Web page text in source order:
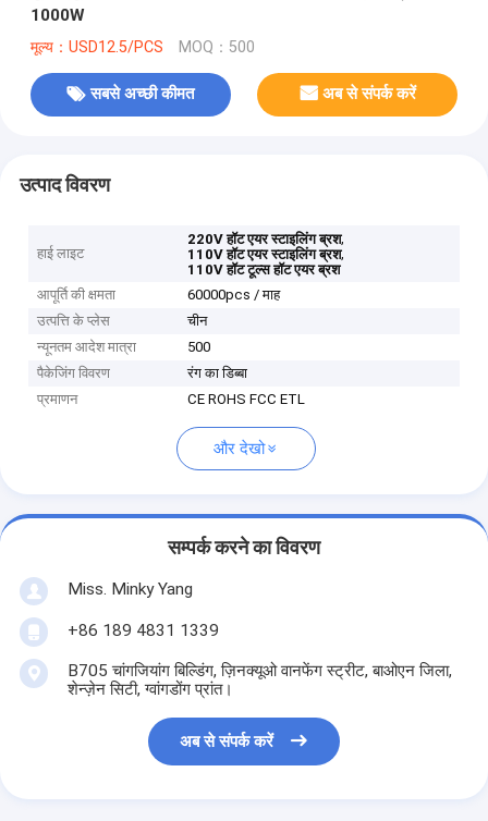
1000W
मूल्य：USD12.5/PCS MOQ：500
सबसे अच्छी कीमत अब से संपर्क करें
उत्पाद विवरण
हाई लाइट
220V हॉट एयर स्टाइलिंग ब्रश,
110V हॉट एयर स्टाइलिंग ब्रश,
110V हॉट टूल्स हॉट एयर ब्रश
आपूर्ति की क्षमता
60000pcs / माह
उत्पत्ति के प्लेस
चीन
न्यूनतम आदेश मात्रा
500
पैकेजिंग विवरण
रंग का डिब्बा
प्रमाणन
CE ROHS FCC ETL
और देखो
सम्पर्क करने का विवरण
Miss. Minky Yang
+86 189 4831 1339
B705 चांगजियांग बिल्डिंग, ज़िनक्यूओ वानफेंग स्ट्रीट, बाओएन जिला,
शेन्ज़ेन सिटी, ग्वांगडोंग प्रांत।
अब से संपर्क करें